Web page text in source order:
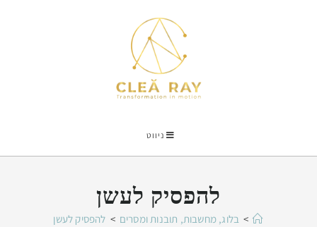
ניווט
להפסיק לעשן
> בלוג, מחשבות, תובנות ומסרים > להפסיק לעשן